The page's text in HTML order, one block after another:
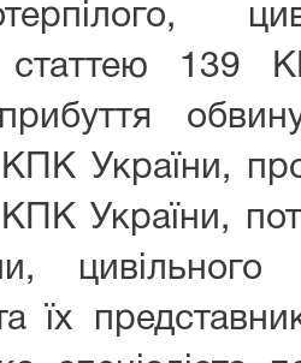
статтею 139
України,
України,
цивільного
та їх